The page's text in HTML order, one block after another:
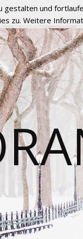
gestalten und
zu. Weitere